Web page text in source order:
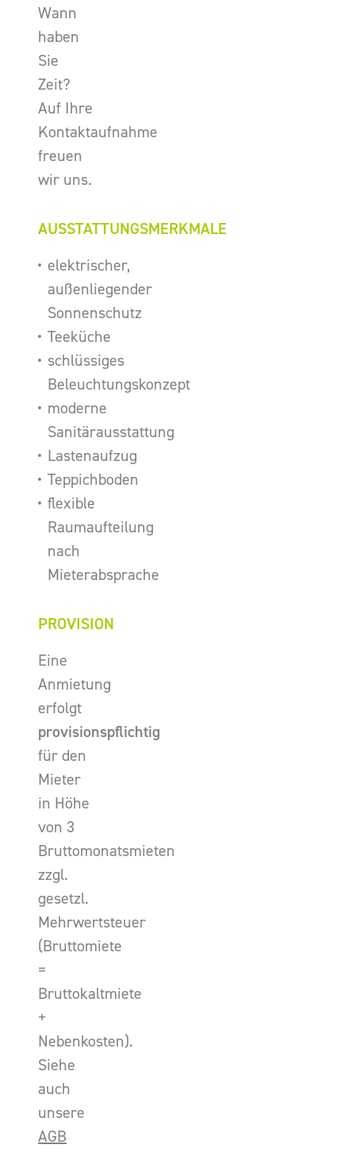
Wann
haben
Sie
Zeit?
Auf Ihre
Kontaktaufnahme
freuen
wir uns.
AUSSTATTUNGSMERKMALE
elektrischer,
außenliegender
Sonnenschutz
Teeküche
schlüssiges
Beleuchtungskonzept
moderne
Sanitärausstattung
Lastenaufzug
Teppichboden
flexible
Raumaufteilung
nach
Mieterabsprache
PROVISION
Eine
Anmietung
erfolgt
provisionspflichtig
für den
Mieter
in Höhe
von 3
Bruttomonatsmieten
zzgl.
gesetzl.
Mehrwertsteuer
(Bruttomiete
=
Bruttokaltmiete
+
Nebenkosten).
Siehe
auch
unsere
AGB